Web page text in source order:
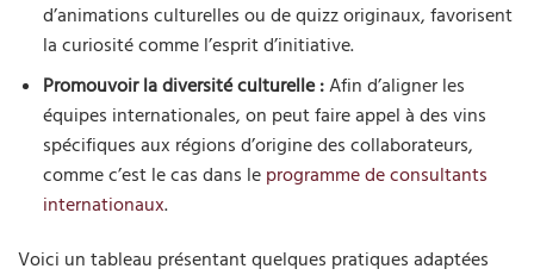
d’animations culturelles ou de quizz originaux, favorisent
la curiosité comme l’esprit d’initiative.
Promouvoir la diversité culturelle :Afin d’aligner les
équipes internationales, on peut faire appel à des vins
spécifiques aux régions d’origine des collaborateurs,
comme c’est le cas dans le programme de consultants
internationaux.
Voici un tableau présentant quelques pratiques adaptées